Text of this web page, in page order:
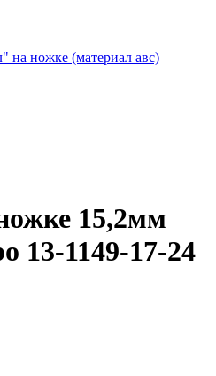
на ножке (материал авс)
15,2мм
13-1149-17-24